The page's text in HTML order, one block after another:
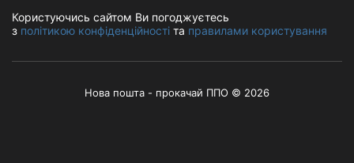
Користуючись сайтом Ви погоджуєтесь
з політикою конфіденційності та правилами користування
Нова пошта - прокачай ППО © 2026